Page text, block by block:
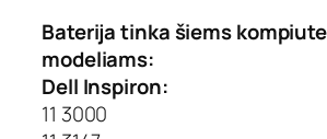
o
o
k
b
a
Baterija tinka šiems
modeliams:
Dell Inspiron:
11 3000